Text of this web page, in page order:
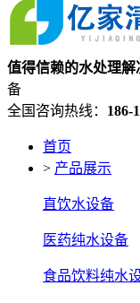
值得信赖的水处理解
备
全国咨询热线： 186-
首页
> 产品展示
直饮水设备
医药纯水设备
食品饮料纯水